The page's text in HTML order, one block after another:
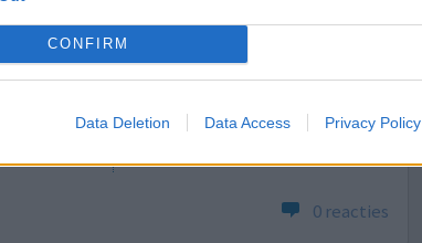
CONFIRM
Data Deletion Data Access Privacy Policy
Effectiviteit
keer
0 reacties